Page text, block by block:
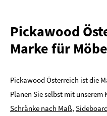
Pickawood
Marke für
Pickawood Österreich ist die
Planen Sie selbst mit
Schränke nach Maß,